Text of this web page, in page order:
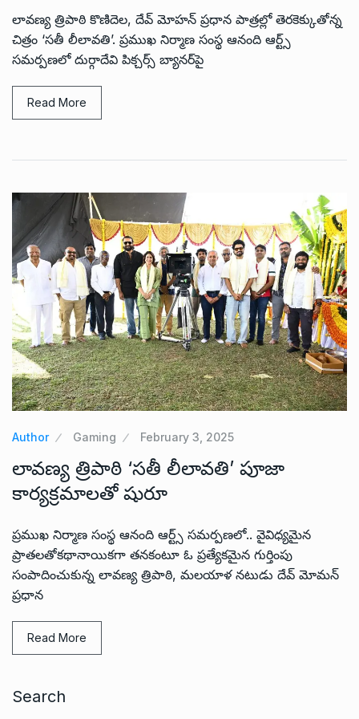
లావ‌ణ్య త్రిపాఠి కొణిదెల, దేవ్ మోహన్ ప్ర‌ధాన పాత్ర‌ల్లో తెరకెక్కుతోన్న
చిత్రం ‘సతీ లీలావతి’. ప్రముఖ నిర్మాణ సంస్థ ఆనంది ఆర్ట్స్
సమర్పణలో దుర్గాదేవి పిక్చ‌ర్స్ బ్యానర్‌పై
Read More
Author Gaming February 3, 2025
లావణ్య త్రిపాఠి ‘సతీ లీలావతి’ పూజా
కార్యక్రమాలతో షురూ
ప్రముఖ నిర్మాణ సంస్థ ఆనంది ఆర్ట్స్ సమర్పణలో.. వైవిధ్య‌మైన
ప్రాత‌ల‌తోక‌థానాయిక‌గా త‌న‌కంటూ ఓ ప్ర‌త్యేక‌మైన గుర్తింపు
సంపాదించుకున్న లావ‌ణ్య త్రిపాఠి, మ‌ల‌యాళ న‌టుడు దేవ్ మోమ‌న్
ప్ర‌ధాన
Read More
Search